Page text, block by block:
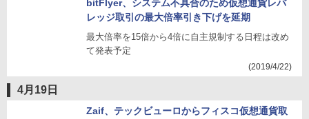
bitFlyer、システム不具合のため仮想通貨レバ
レッジ取引の最大倍率引き下げを延期
最大倍率を15倍から4倍に自主規制する日程は改め
て発表予定
(2019/4/22)
4月19日
Zaif、テックビューロからフィスコ仮想通貨取